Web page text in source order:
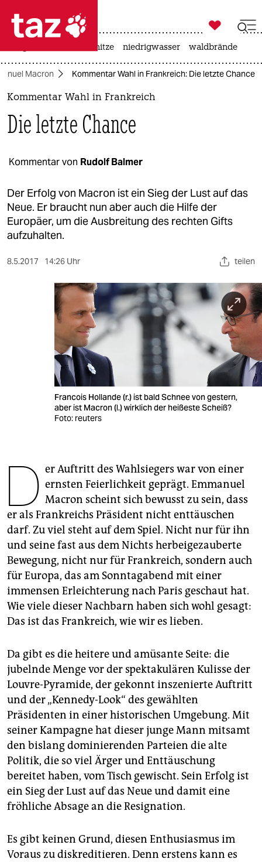
 taz zahl ich
taz zahl ich
politik
öko
gesellschaft
kultur
sport
berlin
wahrheit
veranstaltungen
genossenschaft
epaper login

taz zahl ich
hitze niedrigwasser waldbrände
Macron Kommentar Wahl in Frankreich: Die letzte Chance
Kommentar Wahl in Frankreich
Die letzte Chance
Kommentar von Rudolf Balmer
Der Erfolg von Macron ist ein Sieg der Lust auf das
Neue. Er braucht nun aber auch die Hilfe der
Europäer, um die Ausbreitung des rechten Gifts
aufzuhalten.
8.5.2017 14:26 Uhr teilen
Francois Hollande (r.) ist bald Schnee von gestern,
aber ist Macron (l.) wirklich der heißeste Scheiß?
Foto: reuters
D er Auftritt des Wahlsiegers war von einer
ernsten Feierlichkeit geprägt. Emmanuel
Macron scheint sich bewusst zu sein, dass
er als Frankreichs Präsident nicht enttäuschen
darf. Zu viel steht auf dem Spiel. Nicht nur für ihn
und seine fast aus dem Nichts herbeigezauberte
Bewegung, nicht nur für Frankreich, sondern auch
für Europa, das am Sonntagabend mit einer
immensen Erleichterung nach Paris geschaut hat.
Wie viele dieser Nachbarn haben sich wohl gesagt:
Das ist das Frankreich, wie wir es lieben.
Da gibt es die heitere und amüsante Seite: die
jubelnde Menge vor der spektakulären Kulisse der
Louvre-Pyramide, der gekonnt inszenierte Auftritt
und der „Kennedy-Look“ des gewählten
Präsidenten in einer historischen Umgebung. Mit
seiner Kampagne hat dieser junge Mann mitsamt
den bislang dominierenden Parteien die alte
Politik, die so viel Ärger und Enttäuschung
bereitet haben, vom Tisch gewischt. Sein Erfolg ist
ein Sieg der Lust auf das Neue und damit eine
fröhliche Absage an die Resignation.
Es gibt keinen Grund, diesen Enthusiasmus im
Voraus zu diskreditieren. Denn erstens kann es